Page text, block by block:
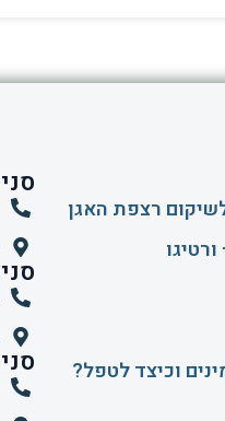
רצפת האגן
וכיצד לטפל?